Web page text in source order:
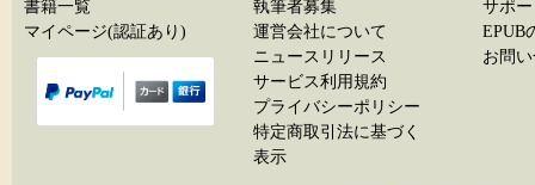
書籍一覧
マイページ(認証あり)
執筆者募集
運営会社について
ニュースリリース
サービス利用規約
プライバシーポリシー
特定商取引法に基づく
表示
サポ
EPUB
お問